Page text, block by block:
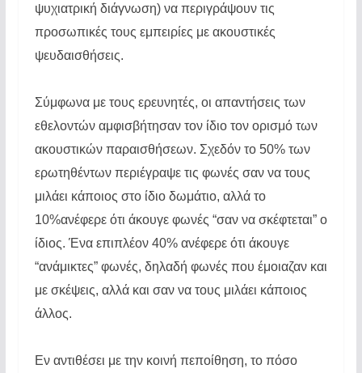
ψυχιατρική διάγνωση) να περιγράψουν τις
προσωπικές τους εμπειρίες με ακουστικές
ψευδαισθήσεις.
Σύμφωνα με τους ερευνητές, οι απαντήσεις των
εθελοντών αμφισβήτησαν τον ίδιο τον ορισμό των
ακουστικών παραισθήσεων. Σχεδόν το 50% των
ερωτηθέντων περιέγραψε τις φωνές σαν να τους
μιλάει κάποιος στο ίδιο δωμάτιο, αλλά το
10%ανέφερε ότι άκουγε φωνές “σαν να σκέφτεται” ο
ίδιος. Ένα επιπλέον 40% ανέφερε ότι άκουγε
“ανάμικτες” φωνές, δηλαδή φωνές που έμοιαζαν και
με σκέψεις, αλλά και σαν να τους μιλάει κάποιος
άλλος.
Εν αντιθέσει με την κοινή πεποίθηση, το πόσο